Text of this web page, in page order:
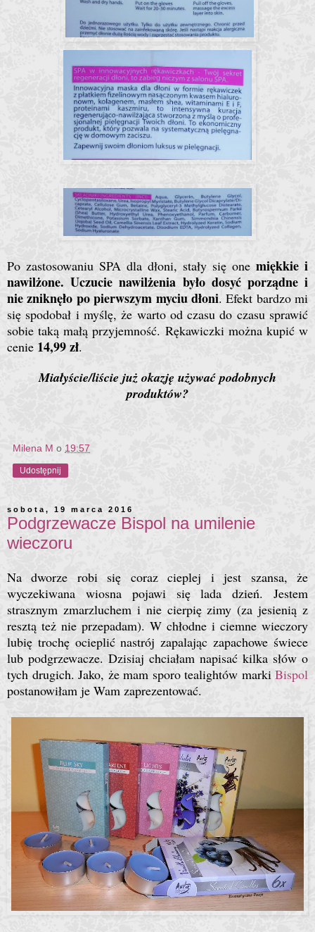
Po zastosowaniu SPA dla dłoni, stały się one miękkie i
nawilżone. Uczucie nawilżenia było dosyć porządne i
nie zniknęło po pierwszym myciu dłoni. Efekt bardzo mi
się spodobał i myślę, że warto od czasu do czasu sprawić
sobie taką małą przyjemność. Rękawiczki można kupić w
cenie 14,99 zł.
Miałyście/liście już okazję używać podobnych
produktów?
Milena M o 19:57
Udostępnij
sobota, 19 marca 2016
Podgrzewacze Bispol na umilenie
wieczoru
Na dworze robi się coraz cieplej i jest szansa, że
wyczekiwana wiosna pojawi się lada dzień. Jestem
strasznym zmarzluchem i nie cierpię zimy (za jesienią z
resztą też nie przepadam). W chłodne i ciemne wieczory
lubię trochę ocieplić nastrój zapalając zapachowe świece
lub podgrzewacze. Dzisiaj chciałam napisać kilka słów o
tych drugich. Jako, że mam sporo tealightów marki Bispol
postanowiłam je Wam zaprezentować.